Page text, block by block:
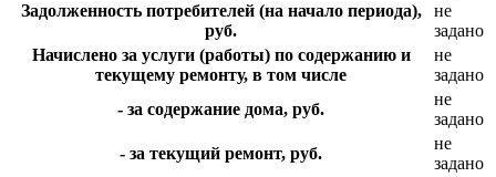
Задолженность потребителей (на начало периода),
руб.
не
задано
Начислено за услуги (работы) по содержанию и
текущему ремонту, в том числе
не
задано
- за содержание дома, руб.
не
задано
- за текущий ремонт, руб.
не
задано